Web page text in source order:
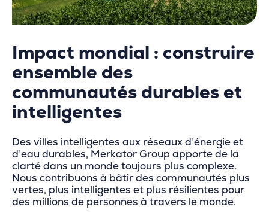
Impact mondial : construire
ensemble des
communautés durables et
intelligentes
Des villes intelligentes aux réseaux d’énergie et
d’eau durables, Merkator Group apporte de la
clarté dans un monde toujours plus complexe.
Nous contribuons à bâtir des communautés plus
vertes, plus intelligentes et plus résilientes pour
des millions de personnes à travers le monde.